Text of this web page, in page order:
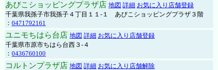
あびこショッピングプラザ店 地図 詳細 お気に入り店舗登録
千葉県我孫子市我孫子４丁目１１-１ あびこショッピングプラザ３階
： 0471792161
ユニモちはら台店 地図 詳細 お気に入り店舗登録
千葉県市原市ちはら台西３-４
： 0436760100
コルトンプラザ店 地図 詳細 お気に入り店舗解除